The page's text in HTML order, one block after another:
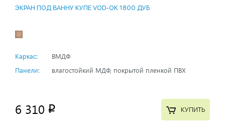
ЭКРАН ПОД ВАННУ КУПЕ VOD-OK 1800 ДУБ
Каркас:
ВМДФ
Панели:
влагостойкий МДФ, покрытой пленкой ПВХ
6 310 p КУПИТЬ